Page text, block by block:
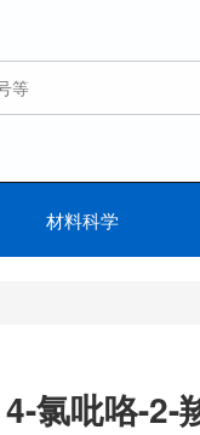
材料科学
4-氯吡咯-2-